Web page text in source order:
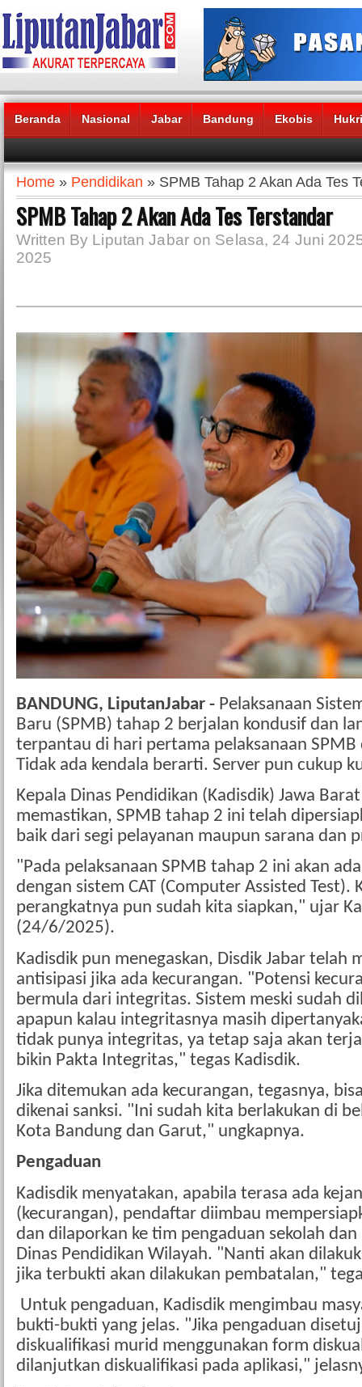
Beranda Nasional Jabar Bandung Ekobis
Headlines News :
Home » Pendidikan » SPMB Tahap 2 Akan Ada Tes
SPMB Tahap 2 Akan Ada Tes Terstandar
Written By Liputan Jabar on Selasa, 24 Juni
2025
BANDUNG, LiputanJabar - Pelaksanaan
Baru (SPMB) tahap 2 berjalan kondusif dan
terpantau di hari pertama pelaksanaan SPMB
Tidak ada kendala berarti. Server pun cukup
Kepala Dinas Pendidikan (Kadisdik) Jawa
memastikan, SPMB tahap 2 ini telah
baik dari segi pelayanan maupun sarana dan
"Pada pelaksanaan SPMB tahap 2 ini akan
dengan sistem CAT (Computer Assisted Test).
perangkatnya pun sudah kita siapkan," ujar
(24/6/2025).
Kadisdik pun menegaskan, Disdik Jabar telah
antisipasi jika ada kecurangan. "Potensi
bermula dari integritas. Sistem meski sudah
apapun kalau integritasnya masih
tidak punya integritas, ya tetap saja akan
bikin Pakta Integritas," tegas Kadisdik.
Jika ditemukan ada kecurangan, tegasnya,
dikenai sanksi. "Ini sudah kita berlakukan di
Kota Bandung dan Garut," ungkapnya.
Pengaduan
Kadisdik menyatakan, apabila terasa ada
(kecurangan), pendaftar diimbau
dan dilaporkan ke tim pengaduan sekolah dan
Dinas Pendidikan Wilayah. "Nanti akan
jika terbukti akan dilakukan pembatalan,"
Untuk pengaduan, Kadisdik mengimbau
bukti-bukti yang jelas. "⁠Jika pengaduan
diskualifikasi murid menggunakan form
dilanjutkan diskualifikasi pada aplikasi,"